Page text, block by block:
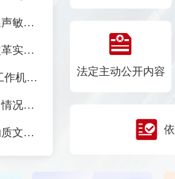
济南高新区管委会关于印发济南高新技术产业开发区噪声敏感建筑物集中区域划分方案（试行）的通知
济南高新区管委会关于印发济南高新区深化零基预算改革实施方案的通知
济南高新区管委会 关于印发济南高新区安商稳商服务工作机制的通知
济南高新区管委会关于高新区1所学校及3所幼儿园命名情况的批复
济南高新区管委会关于公布济南高新区第四批区级非物质文化遗产代表性项目名录及第四批区级非物质文化遗产项目代表性传承人名单的通知
法定主动公开内容